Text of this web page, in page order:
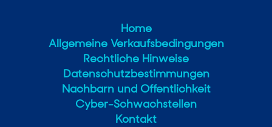
Home
Allgemeine Verkaufsbedingungen
Rechtliche Hinweise
Datenschutzbestimmungen
Nachbarn und Offentlichkeit
Cyber-Schwachstellen
Kontakt